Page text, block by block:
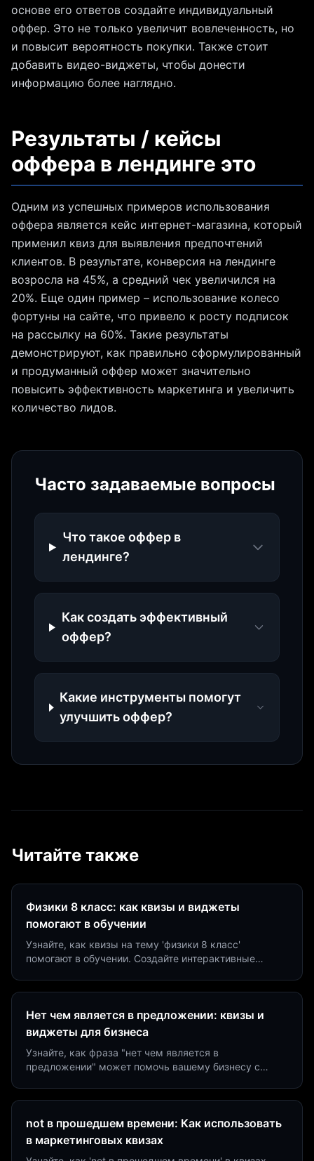
основе его ответов создайте индивидуальный
оффер. Это не только увеличит вовлеченность, но
и повысит вероятность покупки. Также стоит
добавить видео-виджеты, чтобы донести
информацию более наглядно.
Результаты / кейсы
оффера в лендинге это
Одним из успешных примеров использования
оффера является кейс интернет-магазина, который
применил квиз для выявления предпочтений
клиентов. В результате, конверсия на лендинге
возросла на 45%, а средний чек увеличился на
20%. Еще один пример – использование колесо
фортуны на сайте, что привело к росту подписок
на рассылку на 60%. Такие результаты
демонстрируют, как правильно сформулированный
и продуманный оффер может значительно
повысить эффективность маркетинга и увеличить
количество лидов.
Часто задаваемые вопросы
Что такое оффер в
лендинге?
Как создать эффективный
оффер?
Какие инструменты помогут
улучшить оффер?
Читайте также
Физики 8 класс: как квизы и виджеты
помогают в обучении
Узнайте, как квизы на тему 'физики 8 класс'
помогают в обучении. Создайте интерактивные
Нет чем является в предложении: квизы и
виджеты для бизнеса
Узнайте, как фраза "нет чем является в
предложении" может помочь вашему бизнесу с
not в прошедшем времени: Как использовать
в маркетинговых квизах